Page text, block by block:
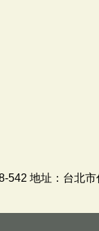
542 地址：台北